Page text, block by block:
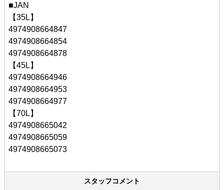
■JAN
【35L】
4974908664847
4974908664854
4974908664878
【45L】
4974908664946
4974908664953
4974908664977
【70L】
4974908665042
4974908665059
4974908665073
スタッフコメント